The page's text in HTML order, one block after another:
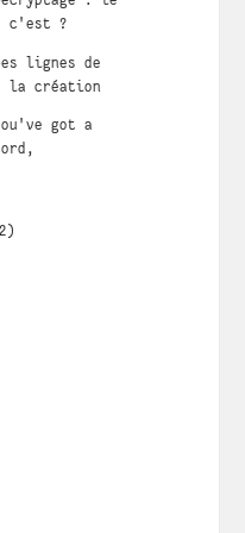
c'est ?
lignes de
la création
got a